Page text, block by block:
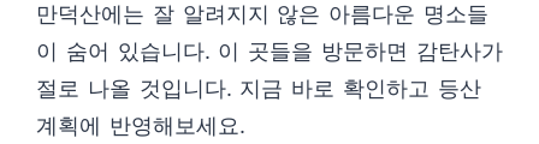
만덕산에는 잘 알려지지 않은 아름다운 명소들
이 숨어 있습니다. 이 곳들을 방문하면 감탄사가
절로 나올 것입니다. 지금 바로 확인하고 등산
계획에 반영해보세요.